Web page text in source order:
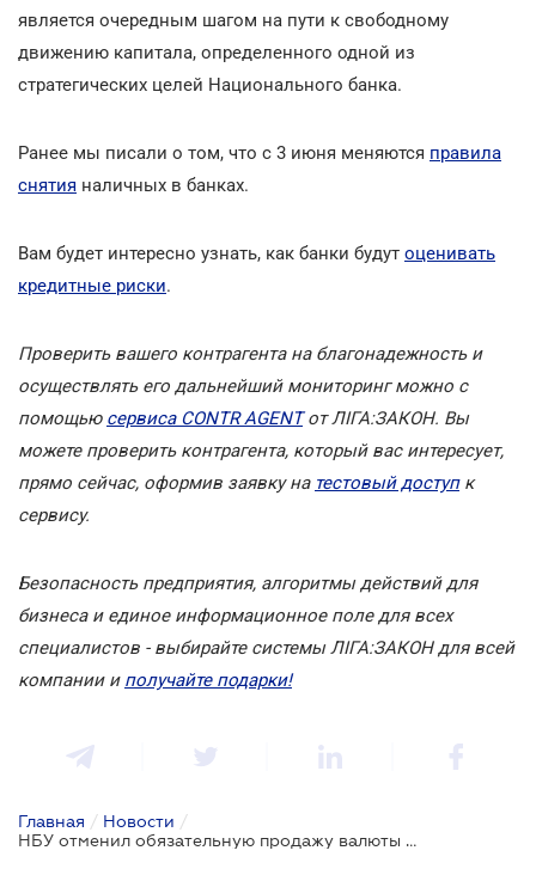
является очередным шагом на пути к свободному
движению капитала, определенного одной из
стратегических целей Национального банка.
Ранее мы писали о том, что с 3 июня меняются правила
снятия наличных в банках.
Вам будет интересно узнать, как банки будут оценивать
кредитные риски.
Проверить вашего контрагента на благонадежность и
осуществлять его дальнейший мониторинг можно с
помощью сервиса CONTR AGENTот ЛІГА:ЗАКОН. Вы
можете проверить контрагента, который вас интересует,
прямо сейчас, оформив заявку на тестовый доступк
сервису.
Безопасность предприятия, алгоритмы действий для
бизнеса и единое информационное поле для всех
специалистов - выбирайте системы ЛІГА:ЗАКОН для всей
компании и получайте подарки!
Главная / Новости /
НБУ отменил обязательную продажу валюты для бизнеса